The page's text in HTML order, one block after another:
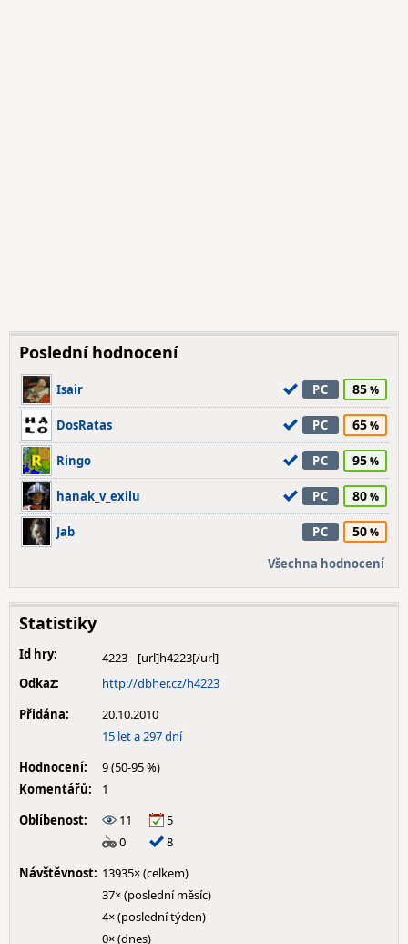
Poslední hodnocení
Isair PC 85
DosRatas PC 65
Ringo PC 95
hanak_v_exilu PC 80
Jab PC 50
Všechna hodnocení
Statistiky
Id hry:
4223
Odkaz:
http://dbher.cz/h4223
Přidána:
20.10.2010
15 let a 297 dní
Hodnocení:
9 (50-95 %)
Komentářů:
1
Oblíbenost:
11
5
0
8
Návštěvnost: 13935× (celkem)
37× (poslední měsíc)
4× (poslední týden)
0× (dnes)